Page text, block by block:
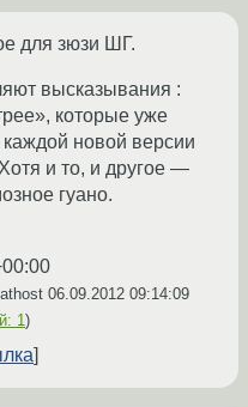
для зюзи ШГ.
высказывания :
которые уже
новой версии
и то, и другое —
гуано.
06.09.2012 09:14:09
1)